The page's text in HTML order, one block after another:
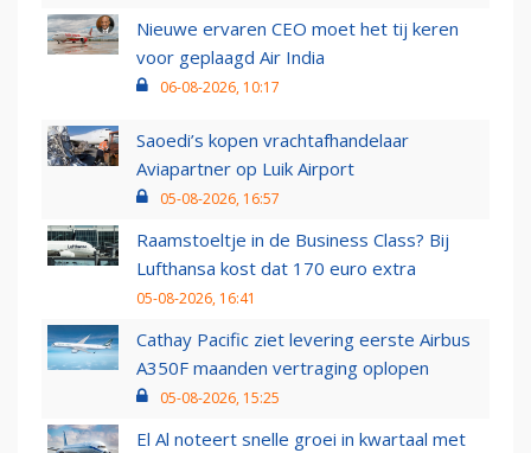
Nieuwe ervaren CEO moet het tij keren
voor geplaagd Air India
06-08-2026, 10:17
Saoedi’s kopen vrachtafhandelaar
Aviapartner op Luik Airport
05-08-2026, 16:57
Raamstoeltje in de Business Class? Bij
Lufthansa kost dat 170 euro extra
05-08-2026, 16:41
Cathay Pacific ziet levering eerste Airbus
A350F maanden vertraging oplopen
05-08-2026, 15:25
El Al noteert snelle groei in kwartaal met